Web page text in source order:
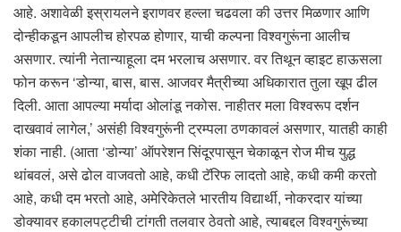
आहे. अशावेळी इस्रायलने इराणवर हल्ला चढवला की उत्तर मिळणार आणि
दोन्हीकडून आपलीच होरपळ होणार, याची कल्पना विश्वगुरूंना आलीच
असणार. त्यांनी नेतान्याहूला दम भरलाच असणार. वर तिथून व्हाइट हाऊसला
फोन करून ‘डोन्या, बास, बास. आजवर मैत्रीच्या अधिकारात तुला खूप ढील
दिली. आता आपल्या मर्यादा ओलांडू नकोस. नाहीतर मला विश्वरूप दर्शन
दाखवावं लागेल,’ असंही विश्वगुरूंनी ट्रम्पला ठणकावलं असणार, यातही काही
शंका नाही. (आता ‘डोन्या’ ऑपरेशन सिंदूरपासून चेकाळून रोज मीच युद्ध
थांबवलं, असे ढोल वाजवतो आहे, कधी टॅरिफ लादतो आहे, कधी कमी करतो
आहे, कधी दम भरतो आहे, अमेरिकेतले भारतीय विद्यार्थी, नोकरदार यांच्या
डोक्यावर हकालपट्टीची टांगती तलवार ठेवतो आहे, त्याबद्दल विश्वगुरूंच्या